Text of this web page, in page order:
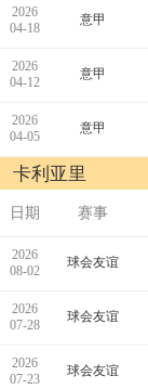
2026
04-18
意甲
2026
04-12
意甲
2026
04-05
意甲
卡利亚里
日期 赛事
2026
08-02
球会友谊
2026
07-28
球会友谊
2026
07-23
球会友谊